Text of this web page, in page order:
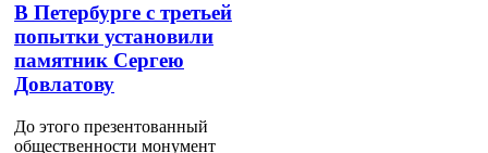
В Петербурге с третьей
попытки установили
памятник Сергею
Довлатову
До этого презентованный
общественности монумент